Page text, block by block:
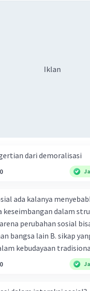
Iklan
dari demoralisasi
ada kalanya
keseimbangan dalam
perubahan sosial
bangsa lain B. sikap
kebudayaan
. perilaku yang berbeda
masyarakat